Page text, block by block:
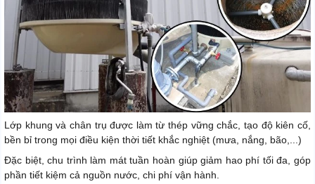
Lớp khung và chân trụ được làm từ thép vững chắc, tạo độ kiên cố,
bền bỉ trong mọi điều kiện thời tiết khắc nghiệt (mưa, nắng, bão,...)
Đặc biệt, chu trình làm mát tuần hoàn giúp giảm hao phí tối đa, góp
phần tiết kiệm cả nguồn nước, chi phí vận hành.